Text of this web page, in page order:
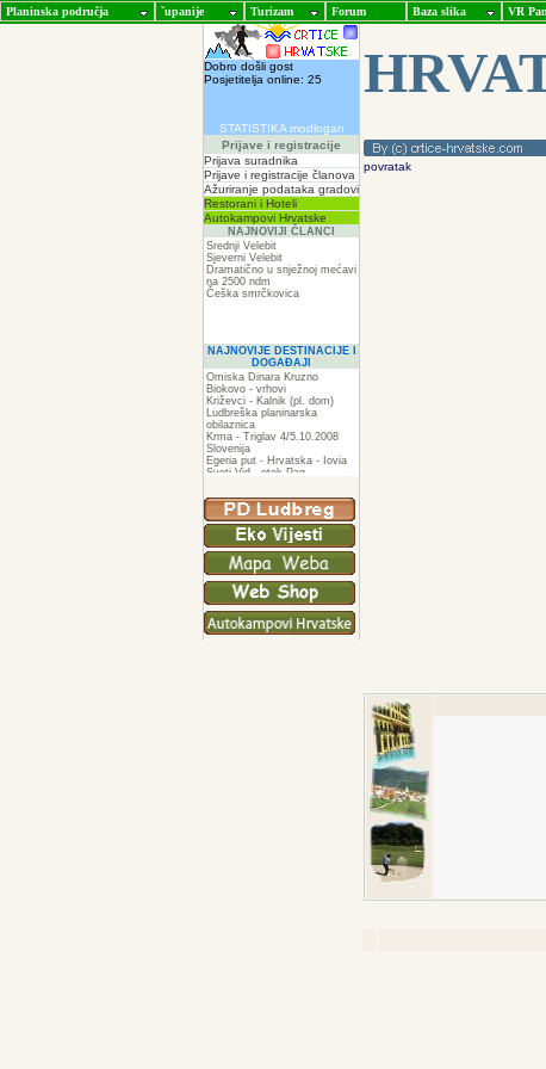
Planinska područja ˇupanije Turizam Forum Baza slika VR
Dobro došli gost
Posjetitelja online: 25
STATISTIKA modlogan
Prijave i registracije
Prijava suradnika
Prijave i registracije članova
Ažuriranje podataka gradovi
Restorani i Hoteli
Autokampovi Hrvatske
NAJNOVIJI ČLANCI
Srednji Velebit
Sjeverni Velebit
Dramatično u snježnoj mećavi
na 2500 ndm
Češka smrčkovica
NAJNOVIJE DESTINACIJE I
DOGAĐAJI
Omiska Dinara Kruzno
Biokovo - vrhovi
Križevci - Kalnik (pl. dom)
Ludbreška planinarska
obilaznica
Krma - Triglav 4/5.10.2008
Slovenija
Egeria put - Hrvatska - Iovia
Sveti Vid - otok Pag
ZIR
Podkilavac-Mudna dol-Hahlići-
Kolac-Podki
povratak